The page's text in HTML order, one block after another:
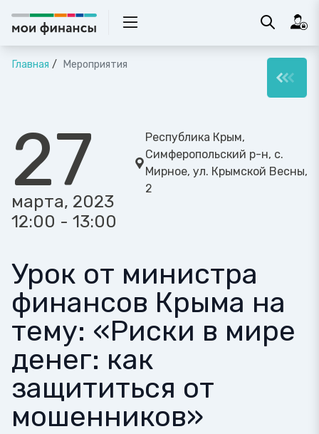
Главная Мероприятия
27
марта, 2023
12:00 - 13:00
Республика Крым,
Симферопольский р-н, с.
Мирное, ул. Крымской Весны,
2
Урок от министра
финансов Крыма на
тему: «Риски в мире
денег: как
защититься от
мошенников»